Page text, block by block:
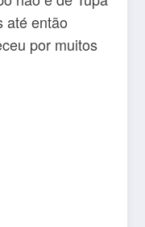
até então
por muitos